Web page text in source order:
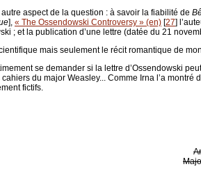
aspect de la question : à savoir la fiabilité de
], « The Ossendowski Controversy » (en) [27]
; et la publication d’une lettre (datée du 21
mais seulement le récit romantique de
se demander si la lettre d’Ossendowski
du major Weasley... Comme Irna l’a
fictifs.